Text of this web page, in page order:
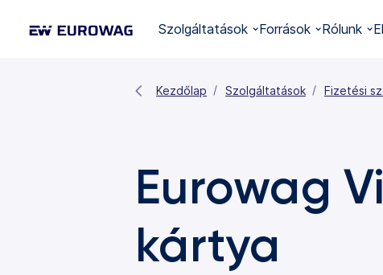
Szolgáltatások Források Rólunk
Kezdőlap Szolgáltatások Fizetési
Eurowag
kártya